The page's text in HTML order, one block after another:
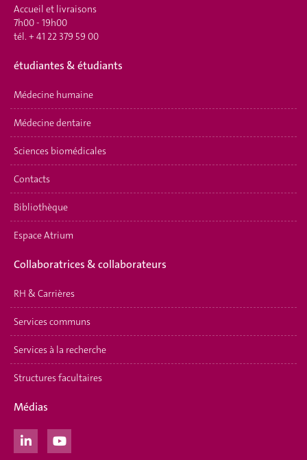
Accueil et livraisons
7h00 - 19h00
tél. + 41 22 379 59 00
étudiantes & étudiants
Médecine humaine
Médecine dentaire
Sciences biomédicales
Contacts
Bibliothèque
Espace Atrium
Collaboratrices & collaborateurs
RH & Carrières
Services communs
Services à la recherche
Structures facultaires
Médias